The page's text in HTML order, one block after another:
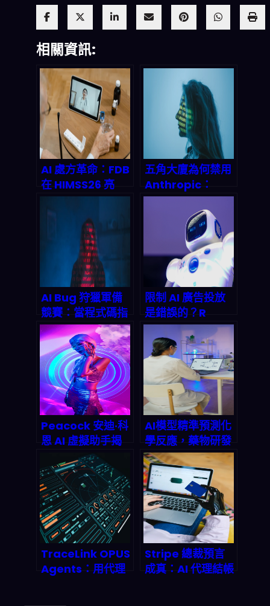
相關資訊:
AI 處方革命：FDB
在 HIMSS26 亮
相，臨床決策支持
系統將如何重塑
2027 年醫療生態
五角大廈為何禁用
Anthropic：
2026 年 LLM 進軍
軍用，真正卡住的
是「網路安全風險
與合規交集」
AI Bug 狩獵軍備
競賽：當程式碼指
數爆發，誰來守護
你的數位命脈？
限制 AI 廣告投放
是錯誤的？R
Street 研究所觀
點如何影響 2026
年兆美元市場
Peacock 安迪·科
恩 AI 虛擬助手揭
秘：2026 年
Bravo-verse 如
何用 LLM + AR 徹
底改變串流娛樂與
廣告收益？
AI模型精準預測化
學反應，藥物研發
從數週縮短到數天
｜2026年深度剖
析
TraceLink OPUS
Agents：用代理
Stripe 總裁預言
成真：AI 代理結帳